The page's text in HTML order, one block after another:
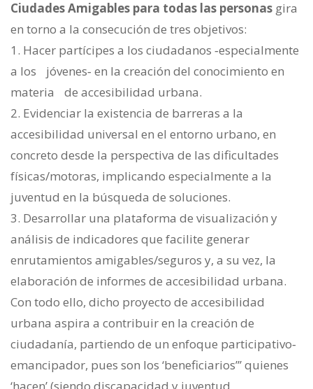
Ciudades Amigables para todas las personas gira
en torno a la consecución de tres objetivos:
1. Hacer partícipes a los ciudadanos ‐especialmente
a los jóvenes‐ en la creación del conocimiento en
materia de accesibilidad urbana.
2. Evidenciar la existencia de barreras a la
accesibilidad universal en el entorno urbano, en
concreto desde la perspectiva de las dificultades
físicas/motoras, implicando especialmente a la
juventud en la búsqueda de soluciones.
3. Desarrollar una plataforma de visualización y
análisis de indicadores que facilite generar
enrutamientos amigables/seguros y, a su vez, la
elaboración de informes de accesibilidad urbana.
Con todo ello, dicho proyecto de accesibilidad
urbana aspira a contribuir en la creación de
ciudadanía, partiendo de un enfoque participativo‐
emancipador, pues son los ‘beneficiarios”’ quienes